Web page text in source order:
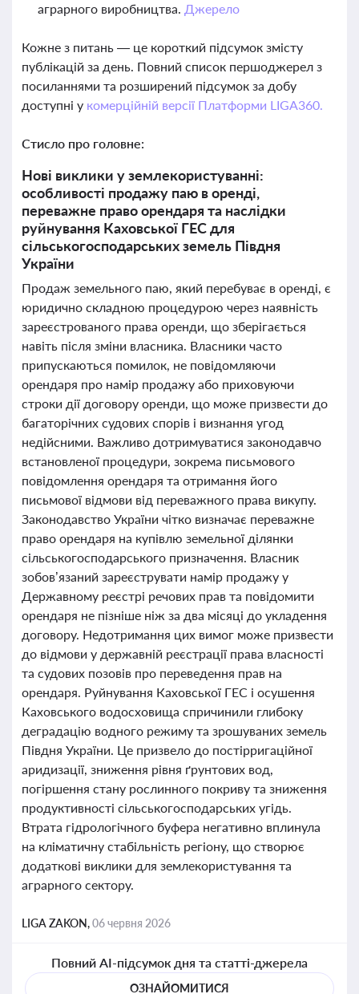
аграрного виробництва. Джерело
Кожне з питань — це короткий підсумок змісту
публікацій за день. Повний список першоджерел з
посиланнями та розширений підсумок за добу
доступні у комерційній версії Платформи LIGA360.
Стисло про головне:
Нові виклики у землекористуванні:
особливості продажу паю в оренді,
переважне право орендаря та наслідки
руйнування Каховської ГЕС для
сільськогосподарських земель Півдня
України
Продаж земельного паю, який перебуває в оренді, є
юридично складною процедурою через наявність
зареєстрованого права оренди, що зберігається
навіть після зміни власника. Власники часто
припускаються помилок, не повідомляючи
орендаря про намір продажу або приховуючи
строки дії договору оренди, що може призвести до
багаторічних судових спорів і визнання угод
недійсними. Важливо дотримуватися законодавчо
встановленої процедури, зокрема письмового
повідомлення орендаря та отримання його
письмової відмови від переважного права викупу.
Законодавство України чітко визначає переважне
право орендаря на купівлю земельної ділянки
сільськогосподарського призначення. Власник
зобов’язаний зареєструвати намір продажу у
Державному реєстрі речових прав та повідомити
орендаря не пізніше ніж за два місяці до укладення
договору. Недотримання цих вимог може призвести
до відмови у державній реєстрації права власності
та судових позовів про переведення прав на
орендаря. Руйнування Каховської ГЕС і осушення
Каховського водосховища спричинили глибоку
деградацію водного режиму та зрошуваних земель
Півдня України. Це призвело до постірригаційної
аридизації, зниження рівня ґрунтових вод,
погіршення стану рослинного покриву та зниження
продуктивності сільськогосподарських угідь.
Втрата гідрологічного буфера негативно вплинула
на кліматичну стабільність регіону, що створює
додаткові виклики для землекористування та
аграрного сектору.
LIGA ZAKON,06 червня 2026
Повний AI-підсумок дня та статті-джерела
ОЗНАЙОМИТИСЯ